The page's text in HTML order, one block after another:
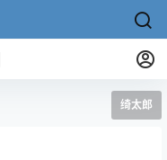
绮太郎